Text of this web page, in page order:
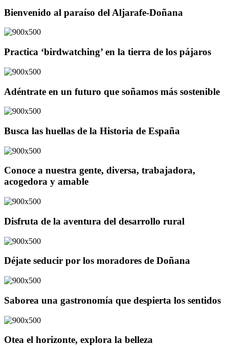
Bienvenido al paraíso del Aljarafe-Doñana
Practica ‘birdwatching’ en la tierra de los pájaros
Adéntrate en un futuro que soñamos más sostenible
Busca las huellas de la Historia de España
Conoce a nuestra gente, diversa, trabajadora,
acogedora y amable
Disfruta de la aventura del desarrollo rural
Déjate seducir por los moradores de Doñana
Saborea una gastronomía que despierta los sentidos
Otea el horizonte, explora la belleza